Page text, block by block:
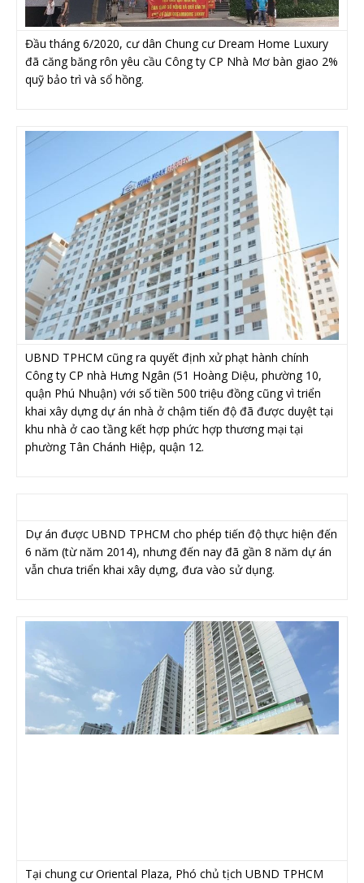
Đầu tháng 6/2020, cư dân Chung cư Dream Home Luxury
đã căng băng rôn yêu cầu Công ty CP Nhà Mơ bàn giao 2%
quỹ bảo trì và sổ hồng.
UBND TPHCM cũng ra quyết định xử phạt hành chính
Công ty CP nhà Hưng Ngân (51 Hoàng Diệu, phường 10,
quận Phú Nhuận) với số tiền 500 triệu đồng cũng vì triển
khai xây dựng dự án nhà ở chậm tiến độ đã được duyệt tại
khu nhà ở cao tầng kết hợp phức hợp thương mại tại
phường Tân Chánh Hiệp, quận 12.
Dự án được UBND TPHCM cho phép tiến độ thực hiện đến
6 năm (từ năm 2014), nhưng đến nay đã gần 8 năm dự án
vẫn chưa triển khai xây dựng, đưa vào sử dụng.
Tại chung cư Oriental Plaza, Phó chủ tịch UBND TPHCM